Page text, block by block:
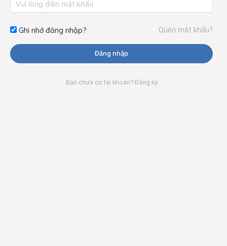
Ghi nhớ đăng nhập? Quên mật khẩu?
Đăng nhập
Bạn chưa có tài khoản? Đăng ký